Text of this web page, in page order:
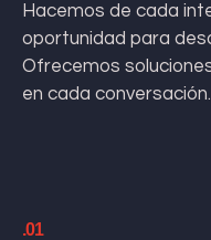
Hacemos de cada
oportunidad para
Ofrecemos
en cada conversación.
.01